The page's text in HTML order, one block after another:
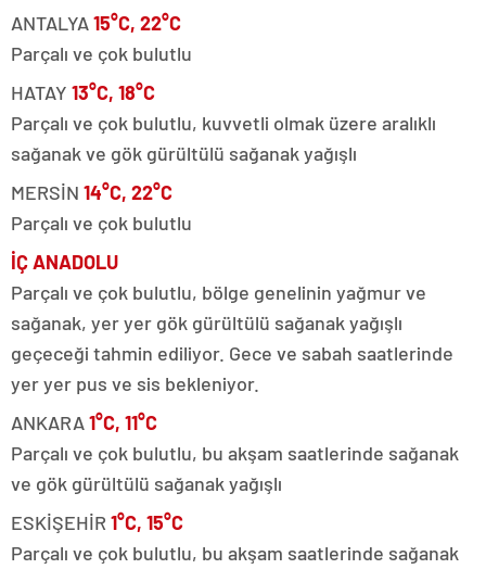
ANTALYA15°C, 22°C
Parçalı ve çok bulutlu
HATAY 13°C, 18°C
Parçalı ve çok bulutlu, kuvvetli olmak üzere aralıklı
sağanak ve gök gürültülü sağanak yağışlı
MERSİN 14°C, 22°C
Parçalı ve çok bulutlu
İÇ ANADOLU
Parçalı ve çok bulutlu, bölge genelinin yağmur ve
sağanak, yer yer gök gürültülü sağanak yağışlı
geçeceği tahmin ediliyor. Gece ve sabah saatlerinde
yer yer pus ve sis bekleniyor.
ANKARA1°C, 11°C
Parçalı ve çok bulutlu, bu akşam saatlerinde sağanak
ve gök gürültülü sağanak yağışlı
ESKİŞEHİR 1°C, 15°C
Parçalı ve çok bulutlu, bu akşam saatlerinde sağanak